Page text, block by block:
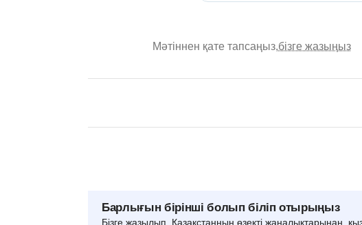
Мәтіннен қате тапсаңыз,бізге жазыңыз
Барлығын бірінші болып біліп отырыңыз
Бізге жазылып, Қазақстанның өзекті жаңалықтарынан,